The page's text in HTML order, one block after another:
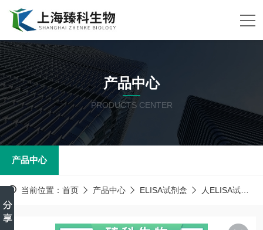
产品中心
PRODUCTS CENTER
产品中心
当前位置： 首页 产品中心 ELISA试剂盒 人ELISA试剂盒